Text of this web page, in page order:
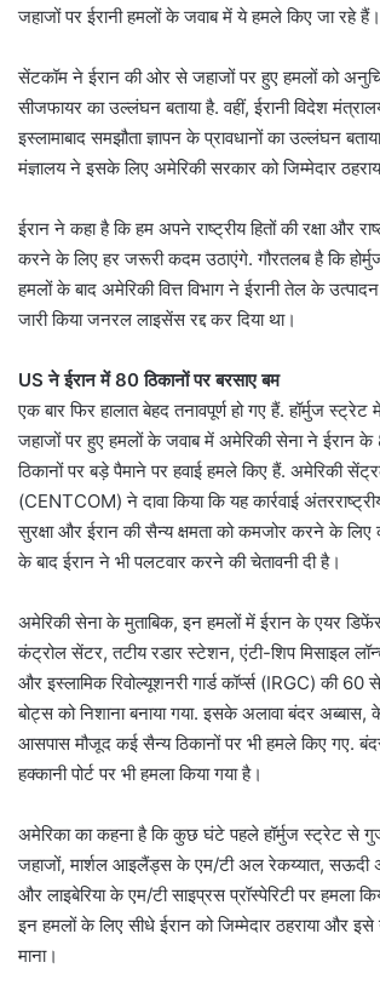
जहाजों पर ईरानी हमलों के जवाब में ये हमले किए जा रहे हैं।
सेंटकॉम ने ईरान की ओर से जहाजों पर हुए हमलों को
सीजफायर का उल्लंघन बताया है. वहीं, ईरानी विदेश
इस्लामाबाद समझौता ज्ञापन के प्रावधानों का उल्लंघन
मंज्ञालय ने इसके लिए अमेरिकी सरकार को जिम्मेदार
ईरान ने कहा है कि हम अपने राष्ट्रीय हितों की रक्षा और
करने के लिए हर जरूरी कदम उठाएंगे. गौरतलब है कि
हमलों के बाद अमेरिकी वित्त विभाग ने ईरानी तेल के
जारी किया जनरल लाइसेंस रद्द कर दिया था।
US ने ईरान में 80 ठिकानों पर बरसाए बम
एक बार फिर हालात बेहद तनावपूर्ण हो गए हैं. हॉर्मुज स्ट्रेट
जहाजों पर हुए हमलों के जवाब में अमेरिकी सेना ने ईरान के
ठिकानों पर बड़े पैमाने पर हवाई हमले किए हैं. अमेरिकी
(CENTCOM) ने दावा किया कि यह कार्रवाई
सुरक्षा और ईरान की सैन्य क्षमता को कमजोर करने के लिए
के बाद ईरान ने भी पलटवार करने की चेतावनी दी है।
अमेरिकी सेना के मुताबिक, इन हमलों में ईरान के एयर
कंट्रोल सेंटर, तटीय रडार स्टेशन, एंटी-शिप मिसाइल
और इस्लामिक रिवोल्यूशनरी गार्ड कॉर्प्स (IRGC) की 60
बोट्स को निशाना बनाया गया. इसके अलावा बंदर अब्बास,
आसपास मौजूद कई सैन्य ठिकानों पर भी हमले किए गए.
हक्कानी पोर्ट पर भी हमला किया गया है।
अमेरिका का कहना है कि कुछ घंटे पहले हॉर्मुज स्ट्रेट से
जहाजों, मार्शल आइलैंड्स के एम/टी अल रेकय्यात, सऊदी
और लाइबेरिया के एम/टी साइप्रस प्रॉस्पेरिटी पर हमला
इन हमलों के लिए सीधे ईरान को जिम्मेदार ठहराया और इसे
माना।